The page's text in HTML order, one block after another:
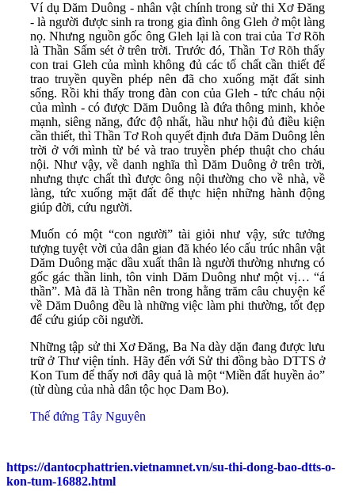
Ví dụ Dăm Duông - nhân vật chính trong sử thi Xơ Đăng
- là người được sinh ra trong gia đình ông Gleh ở một làng
nọ. Nhưng nguồn gốc ông Gleh lại là con trai của Tơ Rõh
là Thần Sấm sét ở trên trời. Trước đó, Thần Tơ Rõh thấy
con trai Gleh của mình không đủ các tố chất cần thiết để
trao truyền quyền phép nên đã cho xuống mặt đất sinh
sống. Rồi khi thấy trong đàn con của Gleh - tức cháu nội
của mình - có được Dăm Duông là đứa thông minh, khỏe
mạnh, siêng năng, đức độ nhất, hầu như hội đủ điều kiện
cần thiết, thì Thần Tơ Roh quyết định đưa Dăm Duông lên
trời ở với mình từ bé và trao truyền phép thuật cho cháu
nội. Như vậy, về danh nghĩa thì Dăm Duông ở trên trời,
nhưng thực chất thì được ông nội thường cho về nhà, về
làng, tức xuống mặt đất để thực hiện những hành động
giúp đời, cứu người.
Muốn có một “con người” tài giỏi như vậy, sức tưởng
tượng tuyệt vời của dân gian đã khéo léo cấu trúc nhân vật
Dăm Duông mặc dầu xuất thân là người thường nhưng có
gốc gác thần linh, tôn vinh Dăm Duông như một vị… “á
thần”. Mà đã là Thần nên trong hằng trăm câu chuyện kể
về Dăm Duông đều là những việc làm phi thường, tốt đẹp
để cứu giúp cõi người.
Những tập sử thi Xơ Đăng, Ba Na dày dặn đang được lưu
trữ ở Thư viện tỉnh. Hãy đến với Sử thi đồng bào DTTS ở
Kon Tum để thấy nơi đây quả là một “Miền đất huyền ảo”
(từ dùng của nhà dân tộc học Dam Bo).
Thế đứng Tây Nguyên
https://dantocphattrien.vietnamnet.vn/su-thi-dong-bao-dtts-o-
kon-tum-16882.html